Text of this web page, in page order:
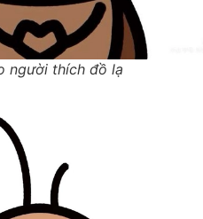
người thích đồ lạ